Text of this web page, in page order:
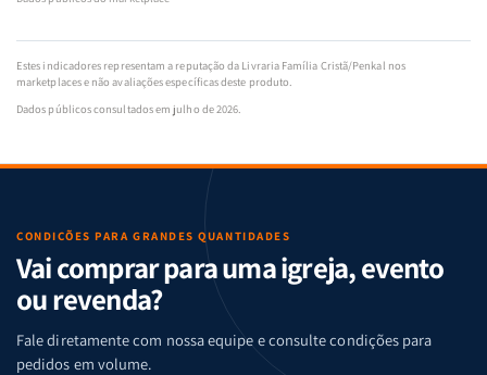
Estes indicadores representam a reputação da Livraria Família Cristã/Penkal nos
marketplaces e não avaliações específicas deste produto.
Dados públicos consultados em julho de 2026.
CONDIÇÕES PARA GRANDES QUANTIDADES
Vai comprar para uma igreja, evento
ou revenda?
Fale diretamente com nossa equipe e consulte condições para
pedidos em volume.